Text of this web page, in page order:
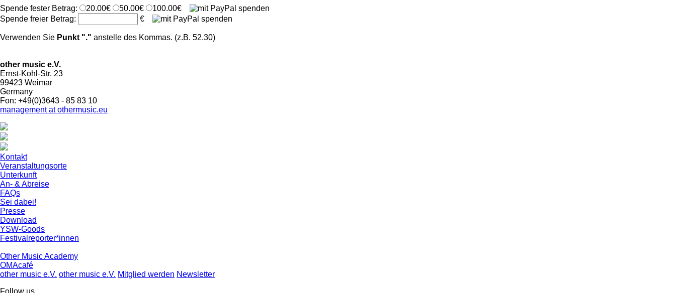
Spende fester Betrag:
20.00€ 50.00€
100.00€
Spende freier Betrag:
€
Verwenden Sie Punkt "." anstelle des Kommas. (z.B. 52.30)
other music e.V.
Ernst-Kohl-Str. 23
99423 Weimar
Germany
Fon: +49(0)3643 - 85 83 10
management at othermusic.eu
Kontakt
Veranstaltungsorte
Unterkunft
An- & Abreise
FAQs
Sei dabei!
Presse
Download
YSW-Goods
Festivalreporter*innen
Other Music Academy
OMAcafé
other music e.V. other music e.V. Mitglied werden Newsletter
Follow us